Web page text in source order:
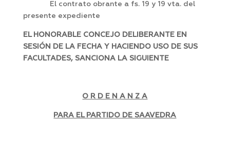
El contrato obrante a fs. 19 y 19 vta. del
presente expediente
EL HONORABLE CONCEJO DELIBERANTE EN
SESIÓN DE LA FECHA Y HACIENDO USO DE SUS
FACULTADES, SANCIONA LA SIGUIENTE
O R D E N A N Z A
PARA EL PARTIDO DE SAAVEDRA